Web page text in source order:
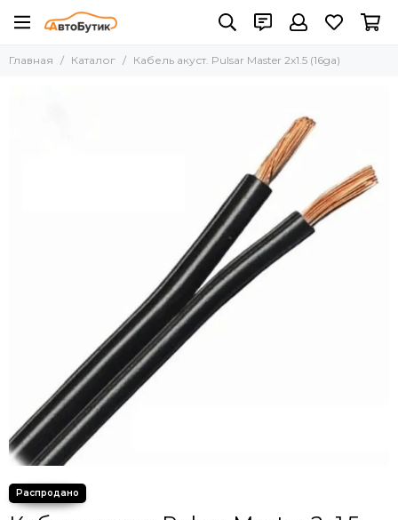
Главная Каталог Кабель акуст. Pulsar Master 2x1.5 (16ga)